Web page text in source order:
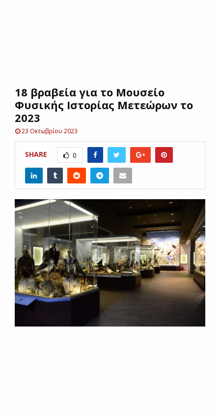
U18 βραβεία για το Μουσείο
Φυσικής Ιστορίας Μετεώρων το
2023
23 Οκτωβρίου 2023
SHARE 0